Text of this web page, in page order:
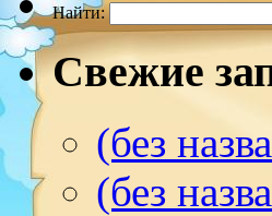
Найти:
Свежие
(без
(без